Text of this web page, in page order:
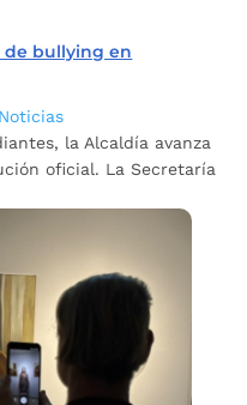
de bullying en
Noticias
la Alcaldía avanza
oficial. La Secretaría